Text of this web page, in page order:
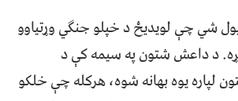
شي چې لویدیځ د خپلو جنګي وړتیاوو
د داعش شتون په سیمه کې د
لپاره یوه بهانه شوه، هرکله چې خلکو